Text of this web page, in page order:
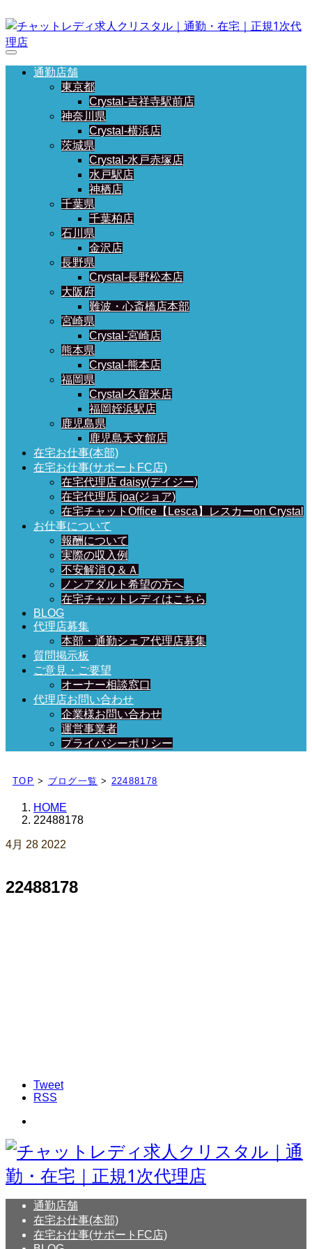
通勤店舗
東京都
Crystal-吉祥寺駅前店
神奈川県
Crystal-横浜店
茨城県
Crystal-水戸赤塚店
水戸駅店
神栖店
千葉県
千葉柏店
石川県
金沢店
長野県
Crystal-長野松本店
大阪府
難波・心斎橋店本部
宮崎県
Crystal-宮崎店
熊本県
Crystal-熊本店
福岡県
Crystal-久留米店
福岡姪浜駅店
鹿児島県
鹿児島天文館店
在宅お仕事(本部)
在宅お仕事(サポートFC店)
在宅代理店 daisy(デイジー)
在宅代理店 joa(ジョア)
在宅チャットOffice【Lesca】レスカーon Crystal
お仕事について
報酬について
実際の収入例
不安解消Ｑ＆Ａ
ノンアダルト希望の方へ
在宅チャットレディはこちら
BLOG
代理店募集
本部・通勤シェア代理店募集
質問掲示板
ご意見・ご要望
オーナー相談窓口
代理店お問い合わせ
企業様お問い合わせ
運営事業者
プライバシーポリシー
日々、ブログを更新中！
TOP > ブログ一覧 > 22488178
HOME
22488178
4月 28 2022
22488178
Tweet
RSS
通勤店舗
在宅お仕事(本部)
在宅お仕事(サポートFC店)